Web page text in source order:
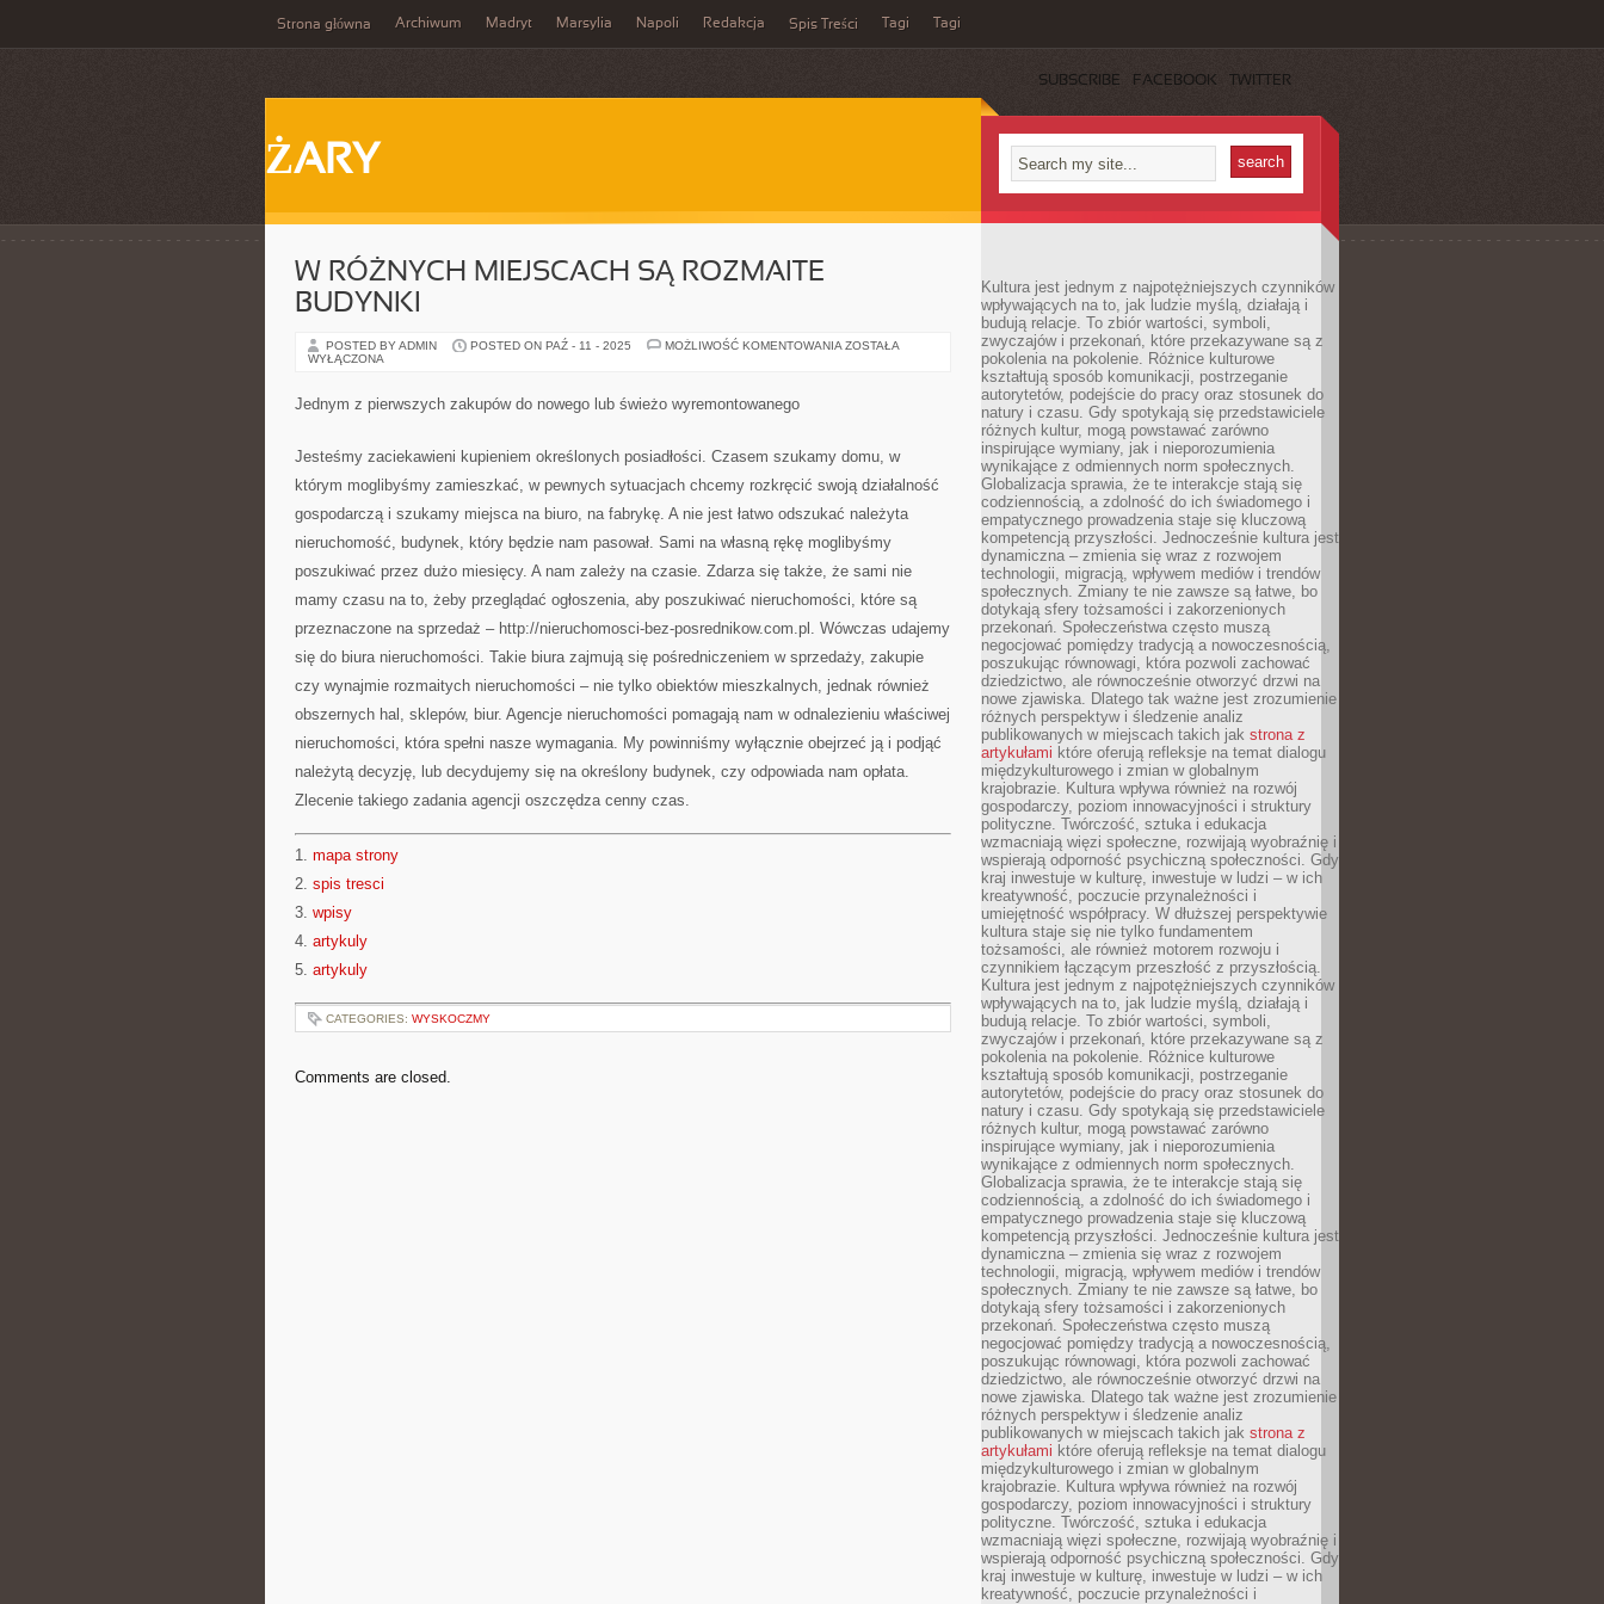
Strona główna Archiwum Madryt Marsylia Napoli Redakcja Spis Treści Tagi Tagi
SUBSCRIBE FACEBOOK TWITTER
ŻARY
W RÓŻNYCH MIEJSCACH SĄ ROZMAITE
BUDYNKI
POSTED BY ADMIN POSTED ON PAŹ - 11 - 2025 MOŻLIWOŚĆ KOMENTOWANIA W
ZOSTAŁA
WYŁĄCZONA
Jednym z pierwszych zakupów do nowego lub świeżo wyremontowanego
Jesteśmy zaciekawieni kupieniem określonych posiadłości. Czasem szukamy domu, w
którym moglibyśmy zamieszkać, w pewnych sytuacjach chcemy rozkręcić swoją działalność
gospodarczą i szukamy miejsca na biuro, na fabrykę. A nie jest łatwo odszukać należyta
nieruchomość, budynek, który będzie nam pasował. Sami na własną rękę moglibyśmy
poszukiwać przez dużo miesięcy. A nam zależy na czasie. Zdarza się także, że sami nie
mamy czasu na to, żeby przeglądać ogłoszenia, aby poszukiwać nieruchomości, które są
przeznaczone na sprzedaż – http://nieruchomosci-bez-posrednikow.com.pl. Wówczas udajemy
się do biura nieruchomości. Takie biura zajmują się pośredniczeniem w sprzedaży, zakupie
czy wynajmie rozmaitych nieruchomości – nie tylko obiektów mieszkalnych, jednak również
obszernych hal, sklepów, biur. Agencje nieruchomości pomagają nam w odnalezieniu właściwej
nieruchomości, która spełni nasze wymagania. My powinniśmy wyłącznie obejrzeć ją i podjąć
należytą decyzję, lub decydujemy się na określony budynek, czy odpowiada nam opłata.
Zlecenie takiego zadania agencji oszczędza cenny czas.
1. mapa strony
2. spis tresci
3. wpisy
4. artykuly
5. artykuly
CATEGORIES: WYSKOCZMY
Comments are closed.
Kultura jest jednym z najpotężniejszych czynników
wpływających na to, jak ludzie myślą, działają i
budują relacje. To zbiór wartości, symboli,
zwyczajów i przekonań, które przekazywane są z
pokolenia na pokolenie. Różnice kulturowe
kształtują sposób komunikacji, postrzeganie
autorytetów, podejście do pracy oraz stosunek do
natury i czasu. Gdy spotykają się przedstawiciele
różnych kultur, mogą powstawać zarówno
inspirujące wymiany, jak i nieporozumienia
wynikające z odmiennych norm społecznych.
Globalizacja sprawia, że te interakcje stają się
codziennością, a zdolność do ich świadomego i
empatycznego prowadzenia staje się kluczową
kompetencją przyszłości. Jednocześnie kultura jest
dynamiczna – zmienia się wraz z rozwojem
technologii, migracją, wpływem mediów i trendów
społecznych. Zmiany te nie zawsze są łatwe, bo
dotykają sfery tożsamości i zakorzenionych
przekonań. Społeczeństwa często muszą
negocjować pomiędzy tradycją a nowoczesnością,
poszukując równowagi, która pozwoli zachować
dziedzictwo, ale równocześnie otworzyć drzwi na
nowe zjawiska. Dlatego tak ważne jest zrozumienie
różnych perspektyw i śledzenie analiz
publikowanych w miejscach takich jak strona z
artykułami które oferują refleksje na temat dialogu
międzykulturowego i zmian w globalnym
krajobrazie. Kultura wpływa również na rozwój
gospodarczy, poziom innowacyjności i struktury
polityczne. Twórczość, sztuka i edukacja
wzmacniają więzi społeczne, rozwijają wyobraźnię i
wspierają odporność psychiczną społeczności. Gdy
kraj inwestuje w kulturę, inwestuje w ludzi – w ich
kreatywność, poczucie przynależności i
umiejętność współpracy. W dłuższej perspektywie
kultura staje się nie tylko fundamentem
tożsamości, ale również motorem rozwoju i
czynnikiem łączącym przeszłość z przyszłością.
Kultura jest jednym z najpotężniejszych czynników
wpływających na to, jak ludzie myślą, działają i
budują relacje. To zbiór wartości, symboli,
zwyczajów i przekonań, które przekazywane są z
pokolenia na pokolenie. Różnice kulturowe
kształtują sposób komunikacji, postrzeganie
autorytetów, podejście do pracy oraz stosunek do
natury i czasu. Gdy spotykają się przedstawiciele
różnych kultur, mogą powstawać zarówno
inspirujące wymiany, jak i nieporozumienia
wynikające z odmiennych norm społecznych.
Globalizacja sprawia, że te interakcje stają się
codziennością, a zdolność do ich świadomego i
empatycznego prowadzenia staje się kluczową
kompetencją przyszłości. Jednocześnie kultura jest
dynamiczna – zmienia się wraz z rozwojem
technologii, migracją, wpływem mediów i trendów
społecznych. Zmiany te nie zawsze są łatwe, bo
dotykają sfery tożsamości i zakorzenionych
przekonań. Społeczeństwa często muszą
negocjować pomiędzy tradycją a nowoczesnością,
poszukując równowagi, która pozwoli zachować
dziedzictwo, ale równocześnie otworzyć drzwi na
nowe zjawiska. Dlatego tak ważne jest zrozumienie
różnych perspektyw i śledzenie analiz
publikowanych w miejscach takich jak strona z
artykułami które oferują refleksje na temat dialogu
międzykulturowego i zmian w globalnym
krajobrazie. Kultura wpływa również na rozwój
gospodarczy, poziom innowacyjności i struktury
polityczne. Twórczość, sztuka i edukacja
wzmacniają więzi społeczne, rozwijają wyobraźnię i
wspierają odporność psychiczną społeczności. Gdy
kraj inwestuje w kulturę, inwestuje w ludzi – w ich
kreatywność, poczucie przynależności i